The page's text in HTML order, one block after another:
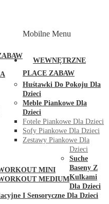
MINI
MEDIUM
Mobilne Menu
WEWNĘTRZNE
PLACE ZABAW
Huśtawki Do Pokoju Dla
Dzieci
Meble Piankowe Dla
Dzieci
Fotele Piankowe Dla Dzieci
Sofy Piankowe Dla Dzieci
Zestawy Piankowe Dla
Dzieci
Suche
Baseny Z
Kulkami
Dla Dzieci
I Sensoryczne Dla Dzieci